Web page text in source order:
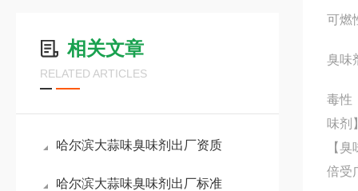
相关文章
RELATED ARTICLES
哈尔滨大蒜味臭味剂出厂资质
哈尔滨大蒜味臭味剂出厂标准
可燃
臭味
毒性
味剂
【
倍受